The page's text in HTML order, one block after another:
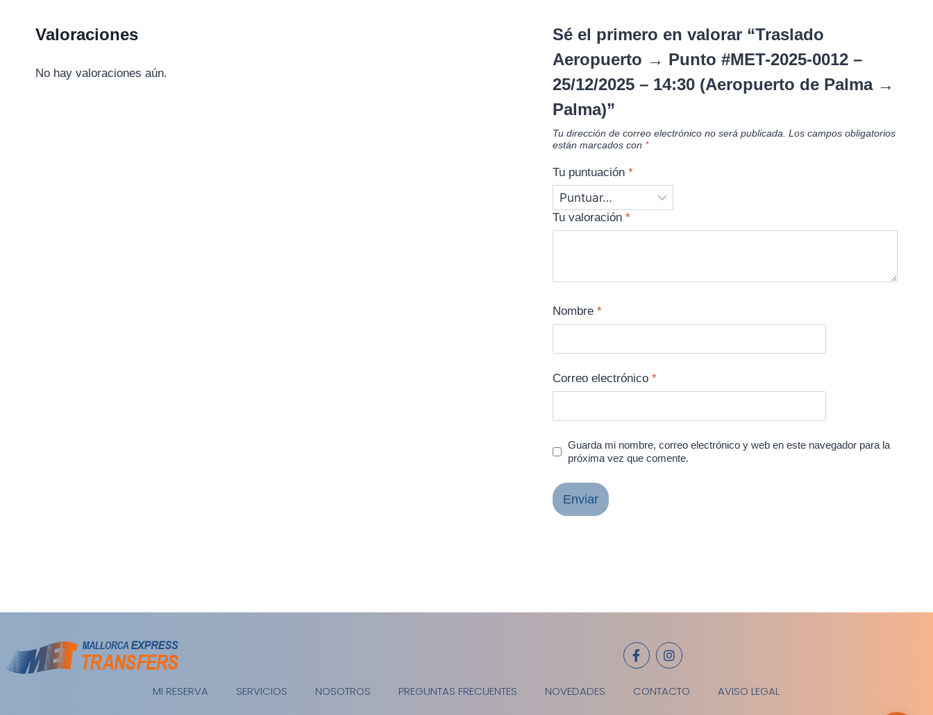
Valoraciones
No hay valoraciones aún.
Sé el primero en valorar “Traslado
Aeropuerto → Punto #MET-2025-0012 –
25/12/2025 – 14:30 (Aeropuerto de Palma →
Palma)”
Tu dirección de correo electrónico no será publicada.
Los campos obligatorios
están marcados con *
Tu puntuación*
Tu valoración*
Nombre*
Correo electrónico*
Guarda mi nombre, correo electrónico y web en este navegador para la
próxima vez que comente.
MI RESERVA SERVICIOS NOSOTROS PREGUNTAS FRECUENTES NOVEDADES CONTACTO AVISO LEGAL